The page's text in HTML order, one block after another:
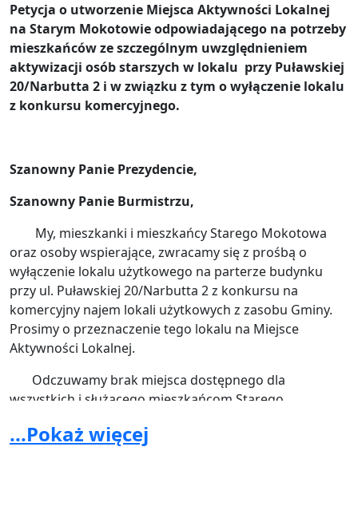
Petycja o utworzenie Miejsca Aktywności Lokalnej
na Starym Mokotowie odpowiadającego na potrzeby
mieszkańców ze szczególnym uwzględnieniem
aktywizacji osób starszych w lokalu przy Puławskiej
20/Narbutta 2 i w związku z tym o wyłączenie lokalu
z konkursu komercyjnego.
Szanowny Panie Prezydencie,
Szanowny Panie Burmistrzu,
My, mieszkanki i mieszkańcy Starego Mokotowa
oraz osoby wspierające, zwracamy się z prośbą o
wyłączenie lokalu użytkowego na parterze budynku
przy ul. Puławskiej 20/Narbutta 2 z konkursu na
komercyjny najem lokali użytkowych z zasobu Gminy.
Prosimy o przeznaczenie tego lokalu na Miejsce
Aktywności Lokalnej.
Odczuwamy brak miejsca dostępnego dla
wszystkich i służącego mieszkańcom Starego
grupę w mediach społecznościowych, codziennie
...Pokaż więcej